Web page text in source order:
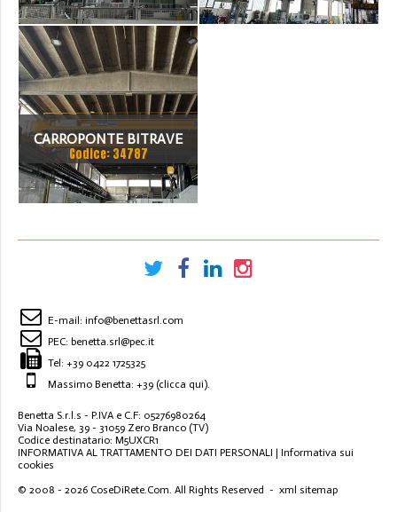
SCARTAMENTO 16000 MM SCARTAMENTO 14000 MM
CARROPONTE BITRAVE
SICC 30 TON
SCARTAMENTO 14000 MM
Codice: 34787
E-mail: info@benettasrl.com
PEC: benetta.srl@pec.it
Tel: +39 0422 1725325
Massimo Benetta: +39 (clicca qui).
Benetta S.r.l.s - P.IVA e C.F: 05276980264
Via Noalese, 39 - 31059 Zero Branco (TV)
Codice destinatario: M5UXCR1
INFORMATIVA AL TRATTAMENTO DEI DATI PERSONALI | Informativa sui
cookies
© 2008 - 2026 CoseDiRete.Com. All Rights Reserved - xml sitemap